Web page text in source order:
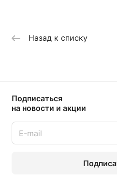
Назад к списку
Подписаться
на новости и акции